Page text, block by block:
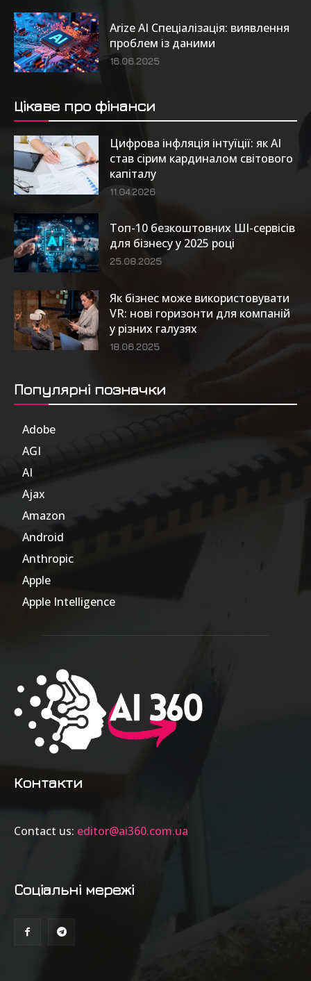
Arize AI Спеціалізація: виявлення
проблем із даними
16.06.2025
Цікаве про фінанси
Цифрова інфляція інтуїції: як AI
став сірим кардиналом світового
капіталу
11.04.2026
Топ-10 безкоштовних ШІ-сервісів
для бізнесу у 2025 році
25.08.2025
Як бізнес може використовувати
VR: нові горизонти для компаній
у різних галузях
18.06.2025
Популярні позначки
Adobe
AGI
AI
Ajax
Amazon
Android
Anthropic
Apple
Apple Intelligence
Контакти
Contact us: editor@ai360.com.ua
Соціальні мережі